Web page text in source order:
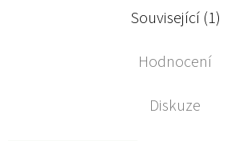
Související (1)
Hodnocení
Diskuze